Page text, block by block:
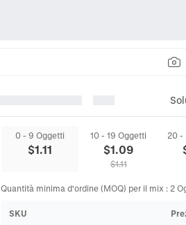
Decorazione di Natale Federa in Poliestere
0 - 9 Oggetti
$1.11
10 - 19 Oggetti
$1.09
$1.11
20 -
Quantità minima d'ordine (MOQ) per il mix : 2
SKU